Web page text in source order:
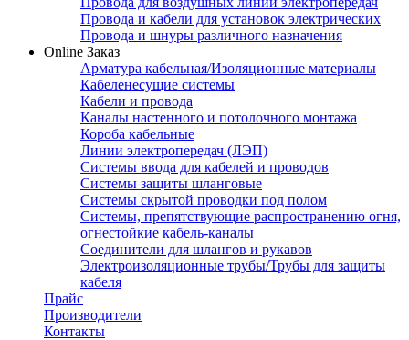
Провода и кабели для установок электрических
Провода и шнуры различного назначения
Online Заказ
Арматура кабельная/Изоляционные материалы
Кабеленесущие системы
Кабели и провода
Каналы настенного и потолочного монтажа
Короба кабельные
Линии электропередач (ЛЭП)
Системы ввода для кабелей и проводов
Системы защиты шланговые
Системы скрытой проводки под полом
Системы, препятствующие распространению огня,
огнестойкие кабель-каналы
Соединители для шлангов и рукавов
Электроизоляционные трубы/Трубы для защиты
кабеля
Прайс
Производители
Контакты